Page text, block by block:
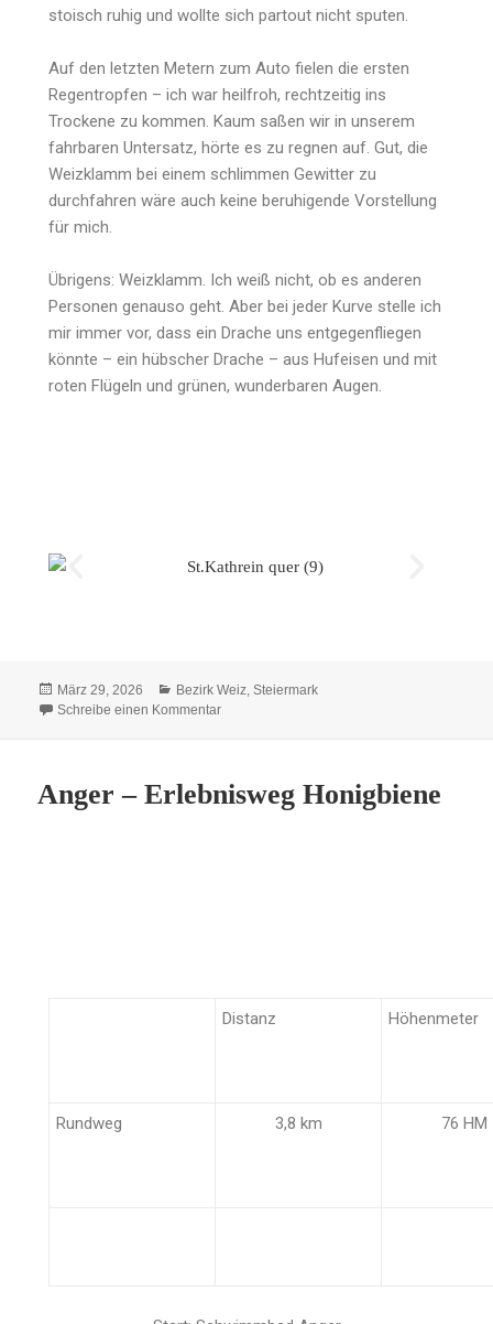
stoisch ruhig und wollte sich partout nicht sputen.
Auf den letzten Metern zum Auto fielen die ersten
Regentropfen – ich war heilfroh, rechtzeitig ins
Trockene zu kommen. Kaum saßen wir in unserem
fahrbaren Untersatz, hörte es zu regnen auf. Gut, die
Weizklamm bei einem schlimmen Gewitter zu
durchfahren wäre auch keine beruhigende Vorstellung
für mich.
Übrigens: Weizklamm. Ich weiß nicht, ob es anderen
Personen genauso geht. Aber bei jeder Kurve stelle ich
mir immer vor, dass ein Drache uns entgegenfliegen
könnte – ein hübscher Drache – aus Hufeisen und mit
roten Flügeln und grünen, wunderbaren Augen.
März 29, 2026 Bezirk Weiz,Steiermark
Schreibe einen Kommentar
Anger – Erlebnisweg Honigbiene
Distanz Höhenmeter
Rundweg 3,8 km 76 HM